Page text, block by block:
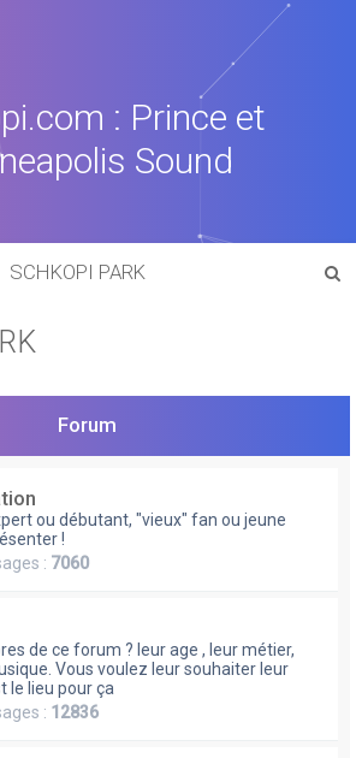
: Prince et
Sound
SCHKOPI PARK
Forum
ou débutant, "vieux" fan ou jeune
!
: 7060
de ce forum ? leur age , leur métier,
Vous voulez leur souhaiter leur
le lieu pour ça
: 12836